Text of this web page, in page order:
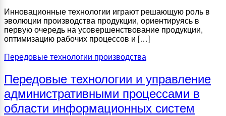
Инновационные технологии играют решающую роль в
эволюции производства продукции, ориентируясь в
первую очередь на усовершенствование продукции,
оптимизацию рабочих процессов и […]
Передовые технологии производства
Передовые технологии и управление
административными процессами в
области информационных систем